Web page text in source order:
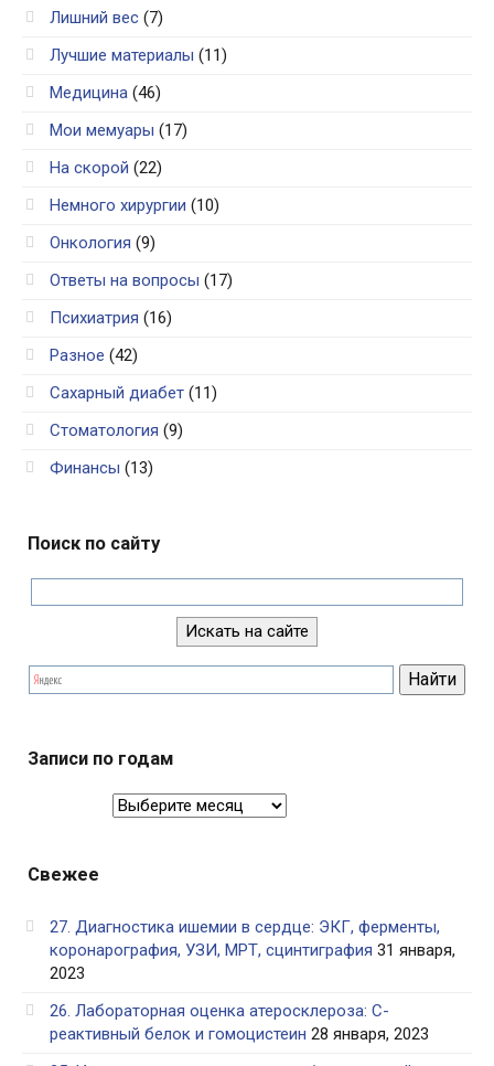
Лишний вес (7)
Лучшие материалы (11)
Медицина (46)
Мои мемуары (17)
На скорой (22)
Немного хирургии (10)
Онкология (9)
Ответы на вопросы (17)
Психиатрия (16)
Разное (42)
Сахарный диабет (11)
Стоматология (9)
Финансы (13)
Поиск по сайту
Записи по годам
Свежее
27. Диагностика ишемии в сердце: ЭКГ, ферменты,
коронарография, УЗИ, МРТ, сцинтиграфия 31 января,
2023
26. Лабораторная оценка атеросклероза: С-
реактивный белок и гомоцистеин 28 января, 2023